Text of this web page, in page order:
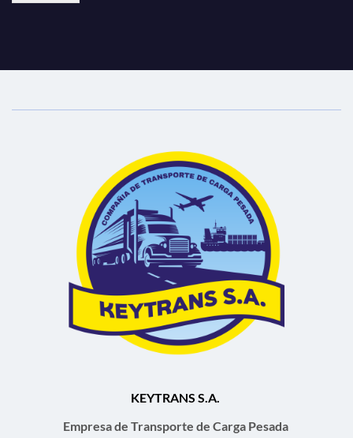
KEYTRANS S.A.
Empresa de Transporte de Carga Pesada